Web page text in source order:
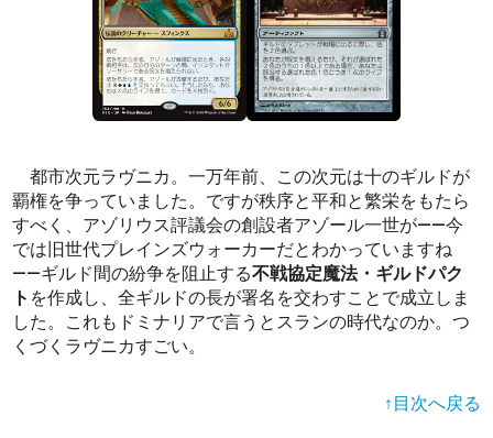
都市次元ラヴニカ。一万年前、この次元は十のギルドが
覇権を争っていました。ですが秩序と平和と繁栄をもたら
すべく、アゾリウス評議会の創設者アゾール一世が――今
では旧世代プレインズウォーカーだとわかっていますね
――ギルド間の紛争を阻止する不戦協定魔法・ギルドパク
ト を作成し、全ギルドの長が署名を交わすことで成立しま
した。これもドミナリアで言うとスランの時代なのか。つ
くづくラヴニカすごい。
↑目次へ戻る